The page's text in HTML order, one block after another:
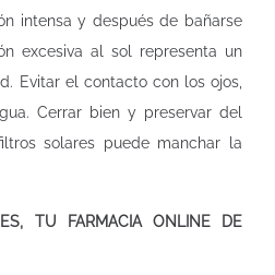
intensa y después de bañarse
excesiva al sol representa un
Evitar el contacto con los ojos,
Cerrar bien y preservar del
solares puede manchar la
TU FARMACIA ONLINE DE